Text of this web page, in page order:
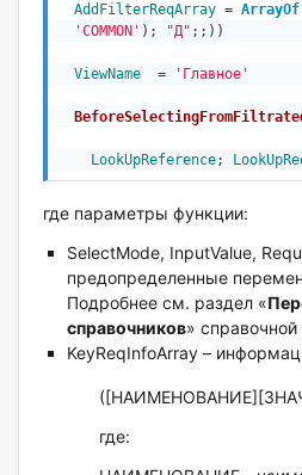
AddFilterReqArray = ArrayOf
'COMMON' ); "Д" ;;))
ViewName = 'Главное'
LookUpReference;
где параметры функции:
SelectMode, InputValue,
предопределенные
Подробнее см. раздел «
справочников»
KeyReqInfoArray –
где: